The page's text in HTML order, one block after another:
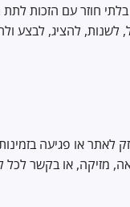
חוזר עם הזכות לתת
לשנות, להציג, לבצע
או פגיעה
מזיקה, או בקשר לכל